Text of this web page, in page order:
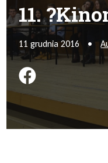
11.
11 grudnia 2016 •